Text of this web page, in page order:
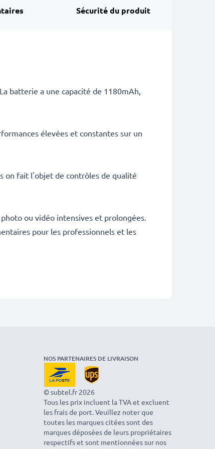
Sécurité du produit
batterie a une capacité de 1180mAh,
élevées et constantes sur un
on fait l'objet de contrôles de qualité
ou vidéo intensives et prolongées.
pour les professionnels et les
NOS PARTENAIRES DE LIVRAISON
© subtel.fr 2026
Tous les prix incluent la TVA et excluent
les frais de port. Veuillez noter que
toutes les marques citées sont des
marques déposées de leurs propriétaires
respectifs et sont mentionnées sur nos